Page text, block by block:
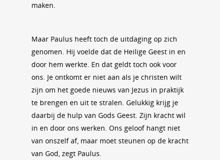
maken.
Maar Paulus heeft toch de uitdaging op zich
genomen. Hij voelde dat de Heilige Geest in en
door hem werkte. En dat geldt toch ook voor
ons. Je ontkomt er niet aan als je christen wilt
zijn om het goede nieuws van Jezus in praktijk
te brengen en uit te stralen. Gelukkig krijg je
daarbij de hulp van Gods Geest. Zijn kracht wil
in en door ons werken. Ons geloof hangt niet
van onszelf af, maar moet steunen op de kracht
van God, zegt Paulus.